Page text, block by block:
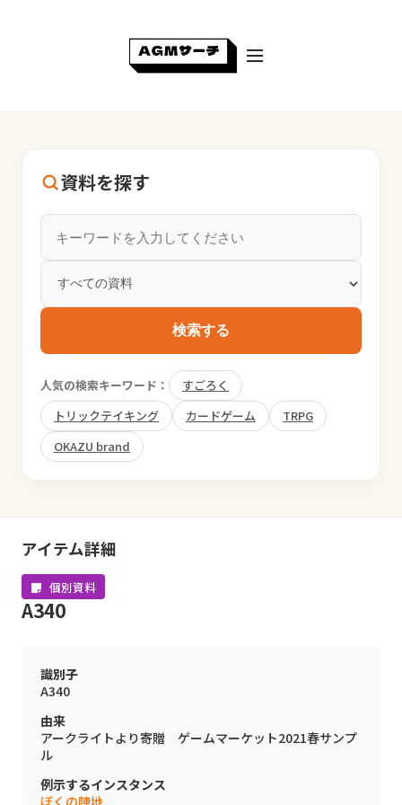
資料を探す
検索する
人気の検索キーワード：
すごろく
トリックテイキング
カードゲーム
TRPG
OKAZU brand
アイテム詳細
個別資料
A340
識別子
A340
由来
アークライトより寄贈 ゲームマーケット2021春サンプ
ル
例示するインスタンス
ぼくの陣地